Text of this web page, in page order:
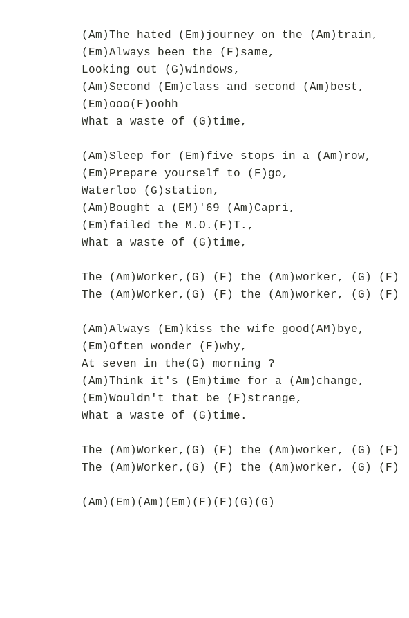
(Am)The hated (Em)journey on the (Am)train,
(Em)Always been the (F)same,
Looking out (G)windows,
(Am)Second (Em)class and second (Am)best,
(Em)ooo(F)oohh
What a waste of (G)time,
(Am)Sleep for (Em)five stops in a (Am)row,
(Em)Prepare yourself to (F)go,
Waterloo (G)station,
(Am)Bought a (EM)'69 (Am)Capri,
(Em)failed the M.O.(F)T.,
What a waste of (G)time,
The (Am)Worker,(G) (F) the (Am)worker, (G) (F)
The (Am)Worker,(G) (F) the (Am)worker, (G) (F)
(Am)Always (Em)kiss the wife good(AM)bye,
(Em)Often wonder (F)why,
At seven in the(G) morning ?
(Am)Think it's (Em)time for a (Am)change,
(Em)Wouldn't that be (F)strange,
What a waste of (G)time.
The (Am)Worker,(G) (F) the (Am)worker, (G) (F)
The (Am)Worker,(G) (F) the (Am)worker, (G) (F)
(Am)(Em)(Am)(Em)(F)(F)(G)(G)